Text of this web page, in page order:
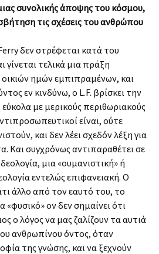
συνολικής άποψης του κόσμου,
τις σχέσεις του ανθρώπου
δεν στρέφεται κατά του
γίνεται τελικά μια πράξη
ημών εμπιπραμένων, και
εν κινδύνω, ο L.F. βρίσκει την
με μερικούς περιθωριακούς
είναι, ούτε
και δεν λέει σχεδόν λέξη για
Και συγχρόνως αντιπαραθέτει σε
μια «ουμανιστική» ή
εντελώς επιφανειακή. Ο
άλλο από τον εαυτό του, το
«φυσικό» ον δεν σημαίνει ότι
ο λόγος να μας ζαλίζουν τα αυτιά
ανθρωπίνου όντος, όταν
της γνώσης, και να ξεχνούν